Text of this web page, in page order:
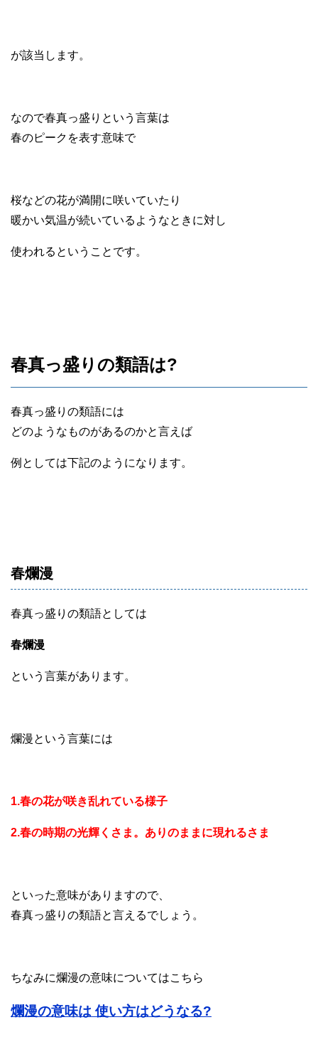
が該当します。
なので春真っ盛りという言葉は
春のピークを表す意味で
桜などの花が満開に咲いていたり
暖かい気温が続いているようなときに対し
使われるということです。
春真っ盛りの類語は?
春真っ盛りの類語には
どのようなものがあるのかと言えば
例としては下記のようになります。
春爛漫
春真っ盛りの類語としては
春爛漫
という言葉があります。
爛漫という言葉には
1.春の花が咲き乱れている様子
2.春の時期の光輝くさま。ありのままに現れるさま
といった意味がありますので、
春真っ盛りの類語と言えるでしょう。
ちなみに爛漫の意味についてはこちら
爛漫の意味は 使い方はどうなる?